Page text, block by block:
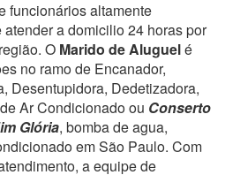
funcionários altamente
a domicilio 24 horas por
O Marido de Aluguelé
no ramo de Encanador,
Desentupidora, Dedetizadora,
Ar Condicionado ou Conserto
Glória, bomba de agua,
em São Paulo. Com
a equipe de